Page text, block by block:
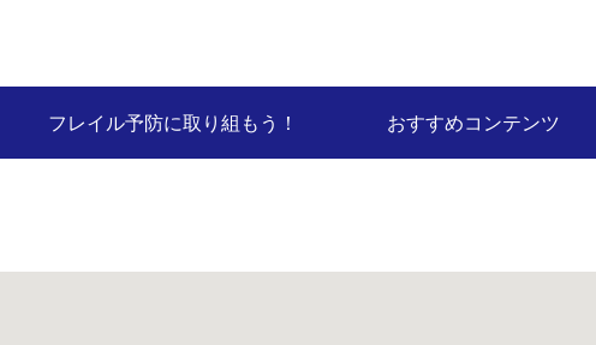
フレイル予防に取り組もう！ おすすめコンテンツ